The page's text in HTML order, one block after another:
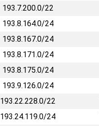
193.7.200.0/22
193.8.164.0/24
193.8.167.0/24
193.8.171.0/24
193.8.175.0/24
193.9.126.0/24
193.22.228.0/22
193.24.119.0/24